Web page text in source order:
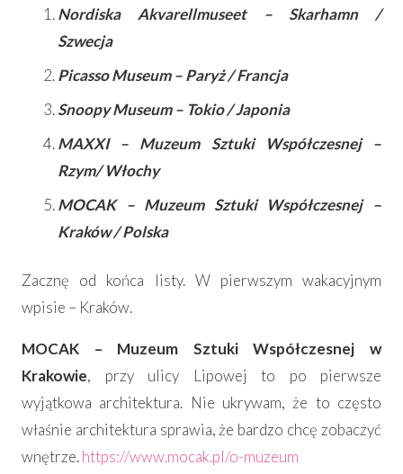
Nordiska Akvarellmuseet – Skarhamn /
Szwecja
Picasso Museum – Paryż / Francja
Snoopy Museum – Tokio / Japonia
MAXXI – Muzeum Sztuki Współczesnej –
Rzym/ Włochy
MOCAK – Muzeum Sztuki Współczesnej –
Kraków / Polska
Zacznę od końca listy. W pierwszym wakacyjnym
wpisie – Kraków.
MOCAK – Muzeum Sztuki Współczesnej w
Krakowie, przy ulicy Lipowej to po pierwsze
wyjątkowa architektura. Nie ukrywam, że to często
właśnie architektura sprawia, że bardzo chcę zobaczyć
wnętrze.https://www.mocak.pl/o-muzeum